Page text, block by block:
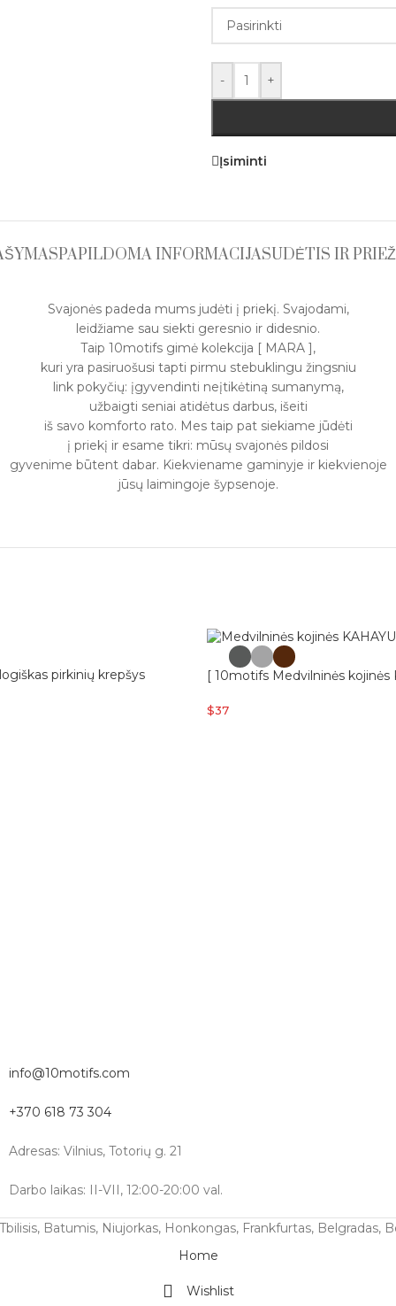
- +
Įsiminti
PAPILDOMA INFORMACIJASUDĖTIS IR
Svajonės padeda mums judėti į priekį. Svajodami,
leidžiame sau siekti geresnio ir didesnio.
Taip 10motifs gimė kolekcija [ MARA ],
kuri yra pasiruošusi tapti pirmu stebuklingu žingsniu
link pokyčių: įgyvendinti neįtikėtiną sumanymą,
užbaigti seniai atidėtus darbus, išeiti
iš savo komforto rato. Mes taip pat siekiame jūdėti
į priekį ir esame tikri: mūsų svajonės pildosi
gyvenime būtent dabar. Kiekviename gaminyje ir kiekvienoje
jūsų laimingoje šypsenoje.
pirkinių krepšys [ 10motifs Medvilninės kojinės
$37
info@10motifs.com
+370 618 73 304
Adresas: Vilnius, Totorių g. 21
Darbo laikas: II-VII, 12:00-20:00 val.
Batumis, Niujorkas, Honkongas, Frankfurtas, Belgradas,
Home
Wishlist